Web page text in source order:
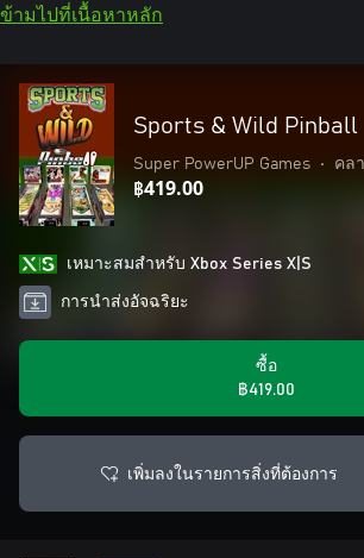
ข้ามไปที่เนื้อหาหลัก
Sports & Wild Pinball
Super PowerUP Games • คล
฿419.00
เหมาะสมสําหรับ Xbox Series X|S
การนำส่งอัจฉริยะ
ซื้อ
฿419.00
เพิ่มลงในรายการสิ่งที่ต้องการ